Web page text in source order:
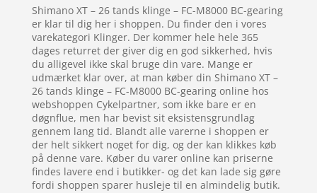
Shimano XT – 26 tands klinge – FC-M8000 BC-gearing
er klar til dig her i shoppen. Du finder den i vores
varekategori Klinger. Der kommer hele hele 365
dages returret der giver dig en god sikkerhed, hvis
du alligevel ikke skal bruge din vare. Mange er
udmærket klar over, at man køber din Shimano XT –
26 tands klinge – FC-M8000 BC-gearing online hos
webshoppen Cykelpartner, som ikke bare er en
døgnflue, men har bevist sit eksistensgrundlag
gennem lang tid. Blandt alle varerne i shoppen er
der helt sikkert noget for dig, og der kan klikkes køb
på denne vare. Køber du varer online kan priserne
findes lavere end i butikker- og det kan lade sig gøre
fordi shoppen sparer husleje til en almindelig butik.